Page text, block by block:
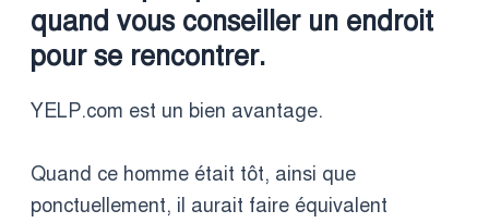
quand vous conseiller un endroit
pour se rencontrer.
YELP.com est un bien avantage.
Quand ce homme était tôt, ainsi que
ponctuellement, il aurait faire équivalent